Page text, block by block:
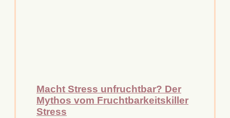
Macht Stress unfruchtbar? Der
Mythos vom Fruchtbarkeitskiller
Stress